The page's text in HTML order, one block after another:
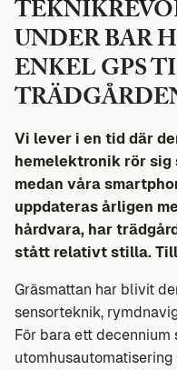
UNDER BAR
ENKEL GPS
Vi lever i en tid där
hemelektronik rör sig
medan våra
uppdateras årligen
hårdvara, har
stått relativt stilla.
Gräsmattan har blivit
sensorteknik,
För bara ett